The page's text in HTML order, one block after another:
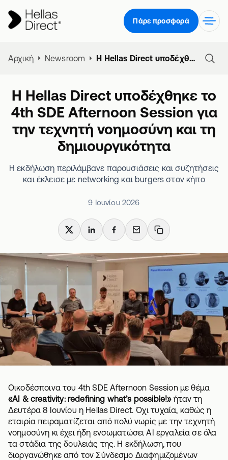
Πάρε προσφορά
Αρχική Newsroom Η Hellas Direct υποδέχθηκε το 4th SDE Afternoon Session για την τεχνητή νοημοσύνη και τη δημιουργικότητα
Η Hellas Direct υποδέχθηκε το
4th SDE Afternoon Session για
την τεχνητή νοημοσύνη και τη
δημιουργικότητα
Η εκδήλωση περιλάμβανε παρουσιάσεις και συζητήσεις
και έκλεισε με networking και burgers στον κήπο
9 Ιουνίου 2026
X LinkedInFacebook
Email Copy link
Οικοδέσποινα του 4th SDE Afternoon Session με θέμα
«AI & creativity: redefining what’s possible!» ήταν τη
Δευτέρα 8 Ιουνίου η Hellas Direct. Όχι τυχαία, καθώς η
εταιρία πειραματίζεται από πολύ νωρίς με την τεχνητή
νοημοσύνη κι έχει ήδη ενσωματώσει AI εργαλεία σε όλα
τα στάδια της δουλειάς της. Η εκδήλωση, που
διοργανώθηκε από τον Σύνδεσμο Διαφημιζομένων